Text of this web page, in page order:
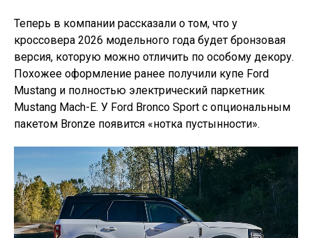
Теперь в компании рассказали о том, что у
кроссовера 2026 модельного года будет бронзовая
версия, которую можно отличить по особому декору.
Похожее оформление ранее получили купе Ford
Mustang и полностью электрический паркетник
Mustang Mach-E. У Ford Bronco Sport с опциональным
пакетом Bronze появится «нотка пустынности».